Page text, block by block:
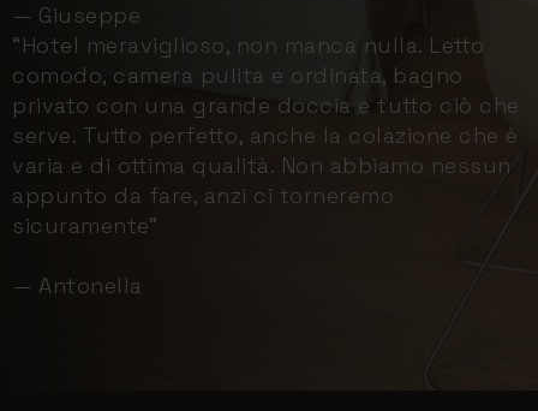
— Giuseppe
“Hotel meraviglioso, non manca nulla. Letto
comodo, camera pulita e ordinata, bagno
privato con una grande doccia e tutto ciò che
serve. Tutto perfetto, anche la colazione che è
varia e di ottima qualità. Non abbiamo nessun
appunto da fare, anzi ci torneremo
sicuramente”
— Antonella